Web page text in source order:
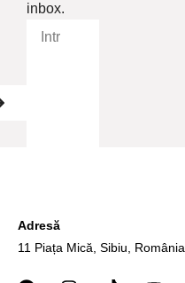
inbox.
Adresă
11 Piața Mică, Sibiu, România